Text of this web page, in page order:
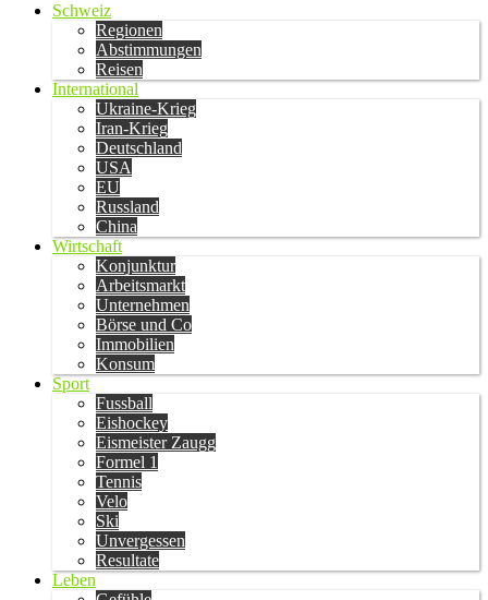
Schweiz
Regionen
Abstimmungen
Reisen
International
Ukraine-Krieg
Iran-Krieg
Deutschland
USA
EU
Russland
China
Wirtschaft
Konjunktur
Arbeitsmarkt
Unternehmen
Börse und Co
Immobilien
Konsum
Sport
Fussball
Eishockey
Eismeister Zaugg
Formel 1
Tennis
Velo
Ski
Unvergessen
Resultate
Leben